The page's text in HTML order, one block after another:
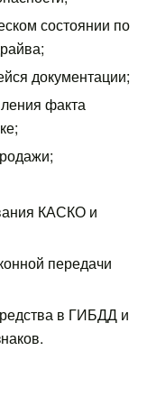
состоянии по
документации;
факта
КАСКО и
передачи
в ГИБДД и